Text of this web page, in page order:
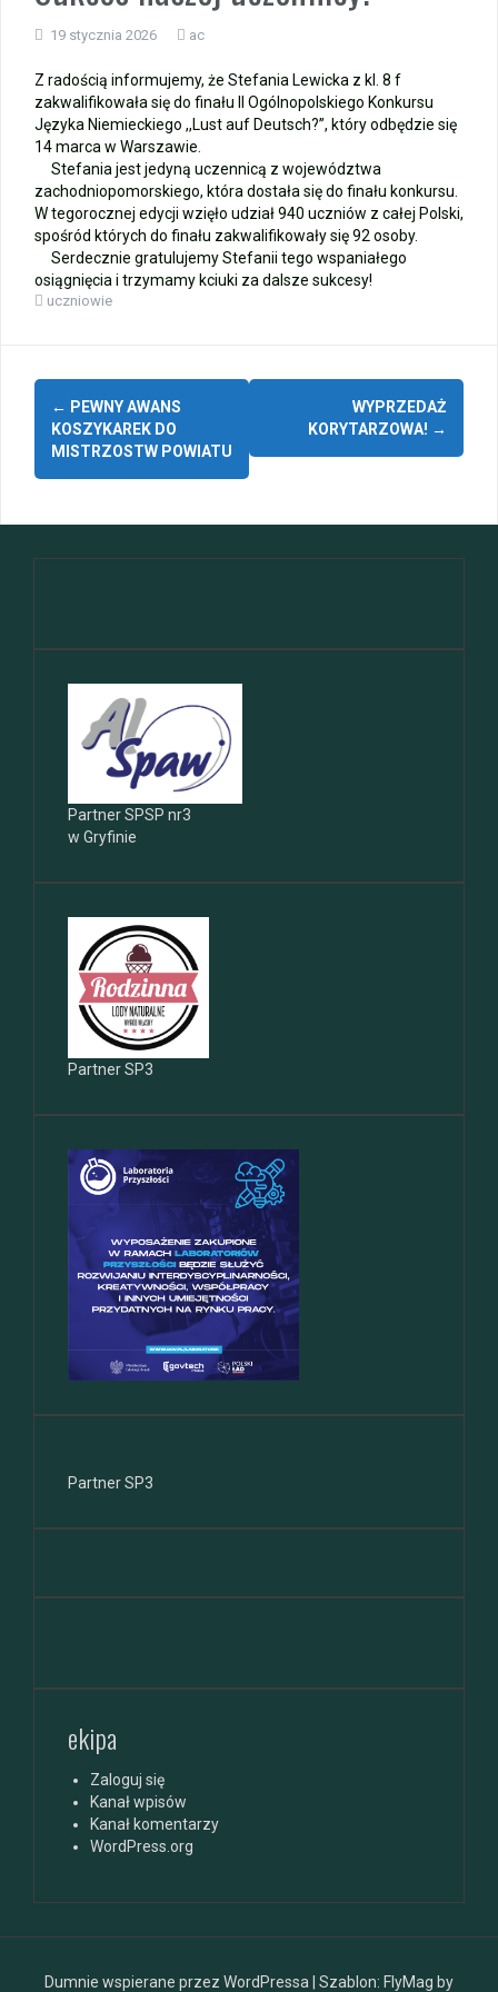
Zakończenie roku – autobusy szkolne
Wycieczka klasy 3b i 3d do Zieleniewa i Kołobrzegu
„Ostatni zamek „
🌊🏰 Wycieczka do Trójmiasta i Malborka 🏰🌊
📚🧇🍧PODZIĘKOWANIA🍧🧇📚
Gala Laureatów – przeniesiona na wrzesień
19 stycznia 2026 ac
Z radością informujemy, że Stefania Lewicka z kl. 8 f
zakwalifikowała się do finału II Ogólnopolskiego Konkursu
Języka Niemieckiego ,,Lust auf Deutsch?”, który odbędzie się
14 marca w Warszawie.
Stefania jest jedyną uczennicą z województwa
zachodniopomorskiego, która dostała się do finału konkursu.
W tegorocznej edycji wzięło udział 940 uczniów z całej Polski,
spośród których do finału zakwalifikowały się 92 osoby.
Serdecznie gratulujemy Stefanii tego wspaniałego
osiągnięcia i trzymamy kciuki za dalsze sukcesy!
uczniowie
Zobacz
wpisy
← PEWNY AWANS
KOSZYKAREK DO
MISTRZOSTW POWIATU
WYPRZEDAŻ
KORYTARZOWA! →
Partner SPSP nr3
w Gryfinie
Partner SP3
Partner SP3
ekipa
Zaloguj się
Kanał wpisów
Kanał komentarzy
WordPress.org
Dumnie wspierane przez WordPressa Szablon: FlyMag by